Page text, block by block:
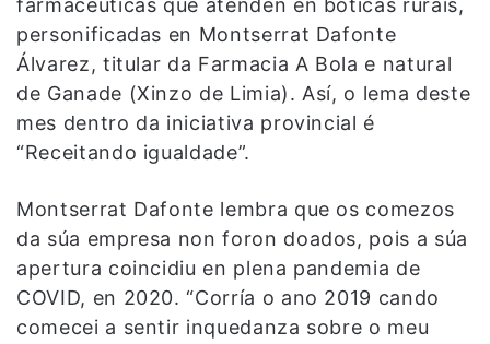
farmacéuticas que atenden en boticas rurais,
personificadas en Montserrat Dafonte
Álvarez, titular da Farmacia A Bola e natural
de Ganade (Xinzo de Limia). Así, o lema deste
mes dentro da iniciativa provincial é
“Receitando igualdade”.
Montserrat Dafonte lembra que os comezos
da súa empresa non foron doados, pois a súa
apertura coincidiu en plena pandemia de
COVID, en 2020. “Corría o ano 2019 cando
comecei a sentir inquedanza sobre o meu